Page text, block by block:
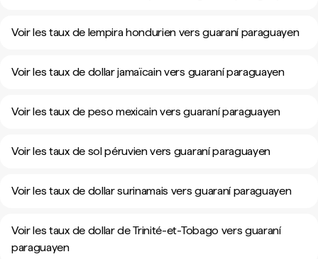
Voir les taux de lempira hondurien vers guaraní paraguayen
Voir les taux de dollar jamaïcain vers guaraní paraguayen
Voir les taux de peso mexicain vers guaraní paraguayen
Voir les taux de sol péruvien vers guaraní paraguayen
Voir les taux de dollar surinamais vers guaraní paraguayen
Voir les taux de dollar de Trinité-et-Tobago vers guaraní
paraguayen